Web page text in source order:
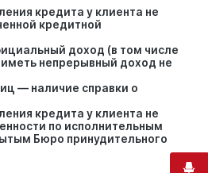
кредита у клиента не
кредитной
доход (в том числе
непрерывный доход не
— наличие справки о
кредита у клиента не
по исполнительным
Бюро принудительного